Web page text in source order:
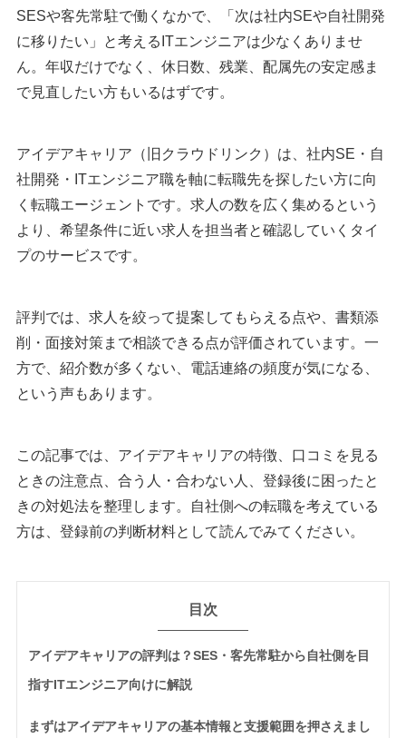
SESや客先常駐で働くなかで、「次は社内SEや自社開発
に移りたい」と考えるITエンジニアは少なくありませ
ん。年収だけでなく、休日数、残業、配属先の安定感ま
で見直したい方もいるはずです。
アイデアキャリア（旧クラウドリンク）は、社内SE・自
社開発・ITエンジニア職を軸に転職先を探したい方に向
く転職エージェントです。求人の数を広く集めるという
より、希望条件に近い求人を担当者と確認していくタイ
プのサービスです。
評判では、求人を絞って提案してもらえる点や、書類添
削・面接対策まで相談できる点が評価されています。一
方で、紹介数が多くない、電話連絡の頻度が気になる、
という声もあります。
この記事では、アイデアキャリアの特徴、口コミを見る
ときの注意点、合う人・合わない人、登録後に困ったと
きの対処法を整理します。自社側への転職を考えている
方は、登録前の判断材料として読んでみてください。
目次
アイデアキャリアの評判は？SES・客先常駐から自社側を目
指すITエンジニア向けに解説
まずはアイデアキャリアの基本情報と支援範囲を押さえまし